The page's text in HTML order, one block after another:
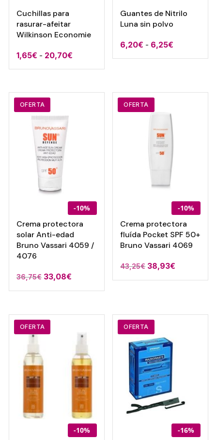
Cuchillas para
rasurar-afeitar
Wilkinson Economie
1,65€ - 20,70€Rango
de
desde
Guantes de Nitrilo
Luna sin polvo
6,20€ - 6,25€
de
6,20€
OFERTA
-10%
Crema protectora
solar Anti-edad
Bruno Vassari 4059 /
4076
36,75€ El
precio
era:
36,75€.
33,08€El
precio
es:
OFERTA
-10%
Crema protectora
fluída Pocket SPF 50+
Bruno Vassari 4069
43,25€ El
precio
43,25€.
38,93€
precio
38,93€.
OFERTA
-10%
OFERTA
-16%